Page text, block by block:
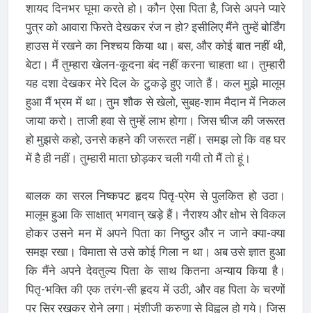
शायद दिनभर घूमा करते हो। कौन ऐसा पिता है, जिसे अपने प्यारे
पुत्र को आवारा फिरते देखकर रंज न हो? इसीलिए मैंने तुम्हें बोर्डिंग
हाउस में रखने का निश्चय किया था। बस, और कोई बात नहीं थी,
बेटा। मैं तुम्हारा खेलन-कूदना बंद नहीं करना चाहता था। तुम्हारी
यह दशा देखकर मेरे दिल के टुकड़े हुए जाते हैं। कल मुझे मालूम
हुआ मैं भ्रम में था। तुम शौक से खेलो, सुबह-शाम मैदान में निकल
जाया करो। ताजी हवा से तुम्हें लाभ होगा। जिस चीज की जरूरत
हो मुझसे कहो, उनसे कहने की जरूरत नहीं। समझ लो कि वह घर
में है ही नहीं। तुम्हारी माता छोड़कर चली गयी तो मैं तो हूं।
बालक का सरल निष्कपट हृदय पितृ-प्रेम से पुलकित हो उठा।
मालूम हुआ कि साक्षात् भगवान् खड़े हैं। नैराश्य और क्षोभ से विकल
होकर उसने मन में अपने पिता का निष्ठुर और न जाने क्या-क्या
समझ रखा। विमाता से उसे कोई गिला न था। अब उसे ज्ञात हुआ
कि मैंने अपने देवतुल्य पिता के साथ कितना अन्याय किया है।
पितृ-भक्ति की एक तरंग-सी हृदय में उठी, और वह पिता के चरणों
पर सिर रखकर रोने लगा। मुंशीजी करुणा से विह्वल हो गये। जिस